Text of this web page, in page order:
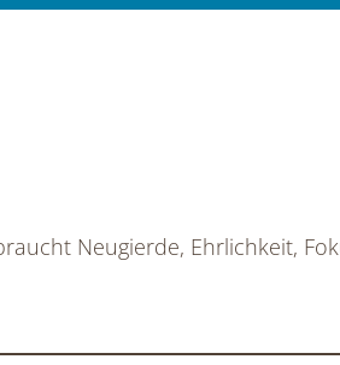
Neugierde, Ehrlichkeit,